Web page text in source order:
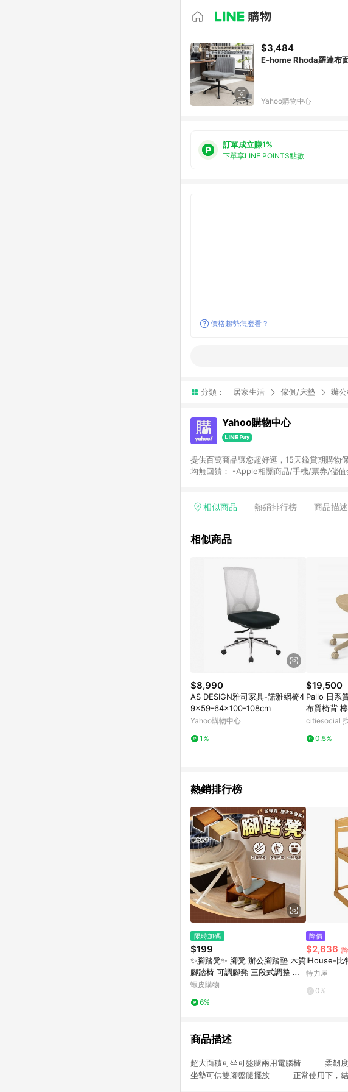
$3,484
E-home Rhoda羅達布
Yahoo購物中心
訂單成立賺1%
下單享LINE POINTS點數
價格趨勢怎麼看？
分類： 居家生活 傢俱/床墊 辦
Yahoo購物中心
提供百萬商品讓您超好逛，15天鑑賞期購物保障！ 3C
均無回饋： -Apple相關商品/手機/票券/儲
Yahoo超贈點回饋者 - 購物中心商店之商品
相似商品 熱銷排行榜 商品描述
相似商品
$8,990
AS DESIGN雅司家具-諾雅網椅4
9x59-64x100-108cm
Yahoo購物中心
1%
$19,500
Pallo 日系
布質椅背
citiesocial
0.5%
熱銷排行榜
限時加碼
$199
✨腳踏凳✨ 腳凳 辦公腳踏墊 木質
腳踏椅 可調腳凳 三段式調整 腳
底支撐墊 小孩穿鞋椅 沙發墊腳板
蝦皮購物
6%
降價
$2,636 (
IHouse-比
特力屋
0%
商品描述
超大面積可坐可盤腿兩用電腦椅 柔韌
坐墊可供雙腳盤腿擺放 正常使用下，結